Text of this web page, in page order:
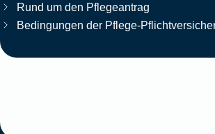
Rund um den Pflegeantrag
Bedingungen der Pflege-